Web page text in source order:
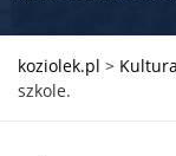
koziolek.pl > Kultura
szkole.